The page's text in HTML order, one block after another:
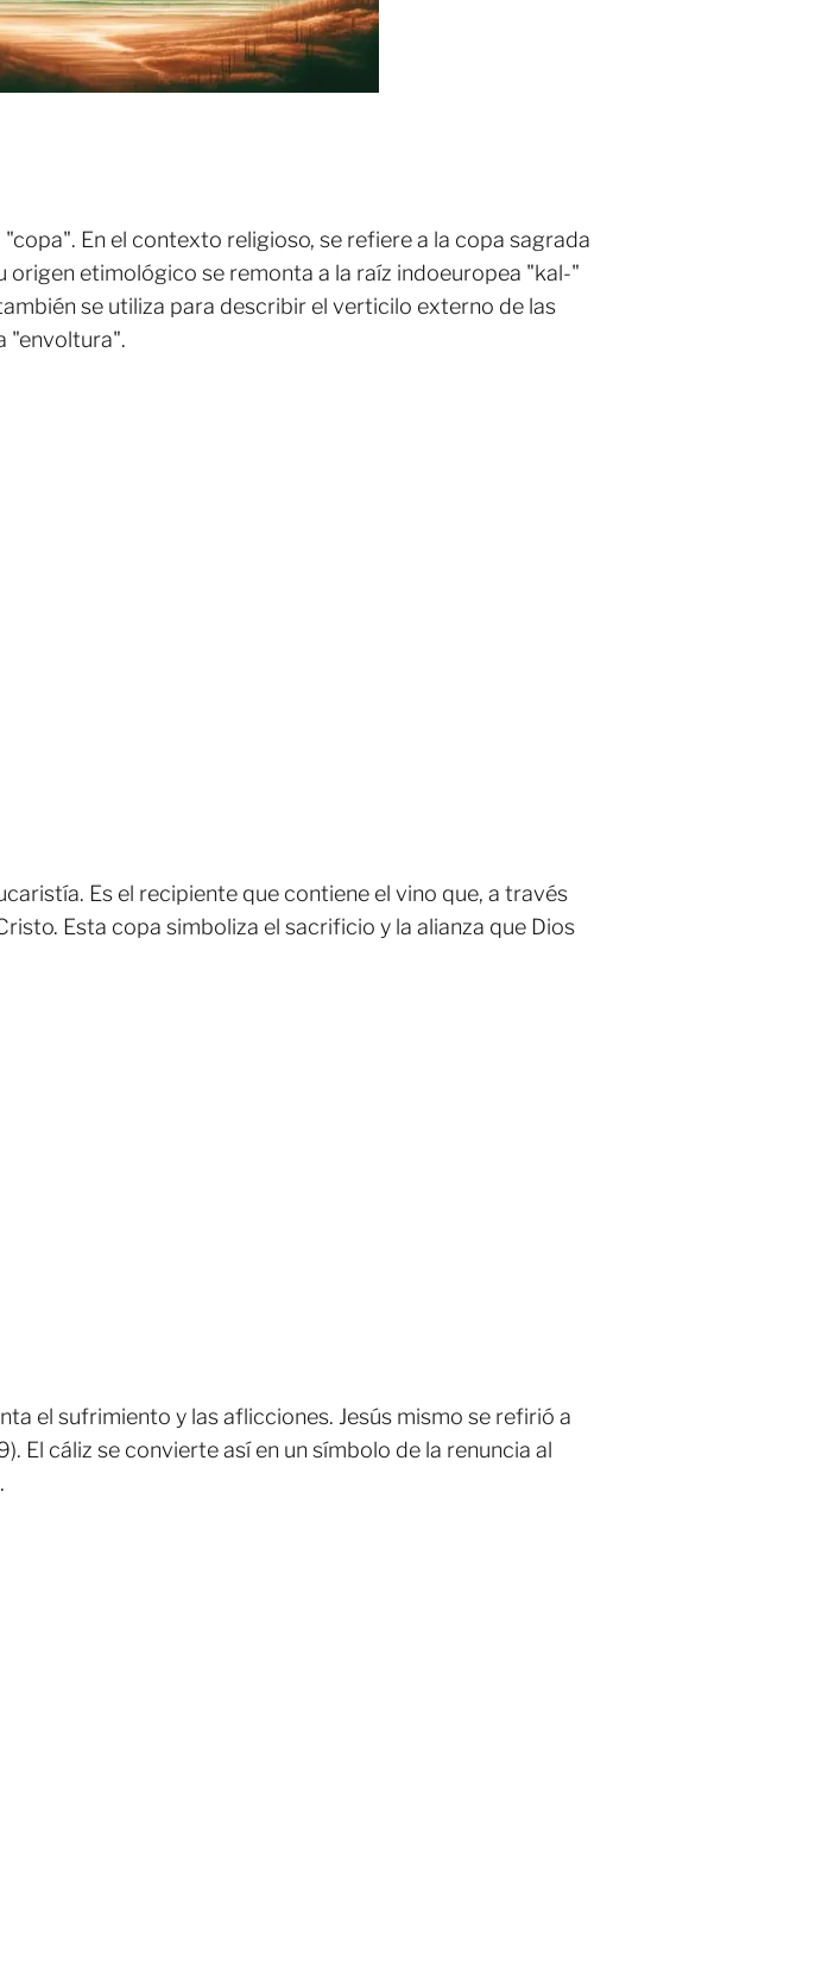
En el contexto religioso, se refiere a la copa sagrada
origen etimológico se remonta a la raíz indoeuropea "kal-"
se utiliza para describir el verticilo externo de las
"envoltura".
Es el recipiente que contiene el vino que, a través
Esta copa simboliza el sacrificio y la alianza que Dios
el sufrimiento y las aflicciones. Jesús mismo se refirió a
El cáliz se convierte así en un símbolo de la renuncia al